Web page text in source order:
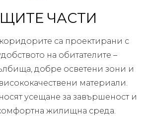
ЧАСТИ
са проектирани с
на обитателите –
добре осветени зони и
материали.
усещане за завършеност и
жилищна среда.